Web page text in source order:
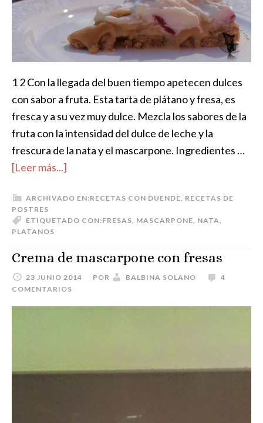
1 2 Con la llegada del buen tiempo apetecen dulces
con sabor a fruta. Esta tarta de plátano y fresa, es
fresca y a su vez muy dulce. Mezcla los sabores de la
fruta con la intensidad del dulce de leche y la
frescura de la nata y el mascarpone. Ingredientes …
[Leer más...]
ARCHIVADO EN:RECETAS CON DUENDE RECETAS DE
POSTRES
ETIQUETADO CON:FRESAS MASCARPONE NATA
PLATANOS
Crema de mascarpone con fresas
23 JUNIO 2014 POR BALBINA SOLANO
4
COMENTARIOS